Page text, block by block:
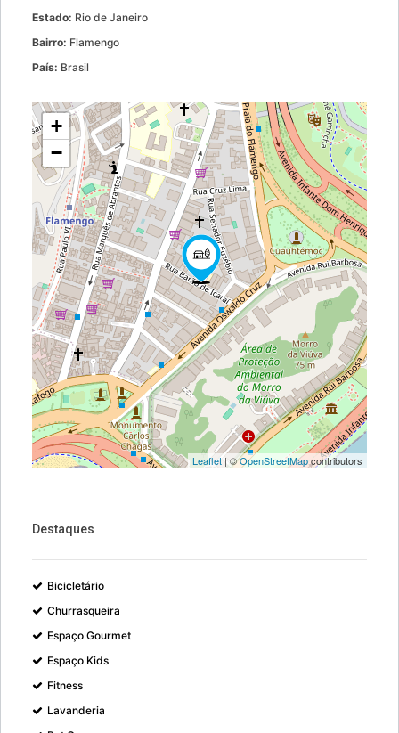
Estado: Rio de Janeiro
Bairro: Flamengo
País: Brasil
+
−
Leaflet | ©OpenStreetMapcontributors
Destaques
Bicicletário
Churrasqueira
Espaço Gourmet
Espaço Kids
Fitness
Lavanderia